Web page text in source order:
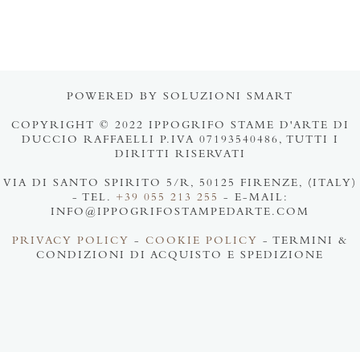
POWERED BY SOLUZIONI SMART
COPYRIGHT © 2022 IPPOGRIFO STAME D'ARTE DI
DUCCIO RAFFAELLI P.IVA 07193540486, TUTTI I
DIRITTI RISERVATI
VIA DI SANTO SPIRITO 5/R, 50125 FIRENZE, (ITALY)
- TEL.
+39 055 213 255
- E-MAIL:
INFO@IPPOGRIFOSTAMPEDARTE.COM
PRIVACY POLICY - COOKIE POLICY
- TERMINI &
CONDIZIONI DI ACQUISTO E SPEDIZIONE